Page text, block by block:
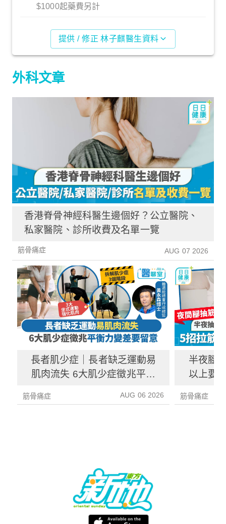
$1000起藥費另計
提供 / 修正 林子麒醫生資料
外科文章
香港脊骨神經科醫生邊個好？公立醫院、
私家醫院、診所收費及名單一覽
筋骨痛症 AUG 07 2026
長者肌少症｜長者缺乏運動易
肌肉流失 6大肌少症徵兆平衡
筋骨痛症 AUG 06 2026
半夜腳
以上要
筋骨痛症